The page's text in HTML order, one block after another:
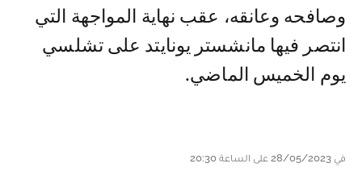
وصافحه وعانقه، عقب نهاية المواجهة التي
انتصر فيها مانشستر يونايتد على تشلسي
يوم الخميس الماضي.
في 28/05/2023 على الساعة 20:30